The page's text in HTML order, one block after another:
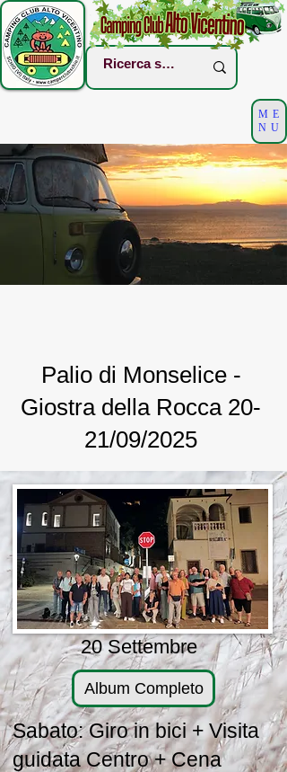
ME
NU
Palio di Monselice -
Giostra della Rocca 20-
21/09/2025
20 Settembre
Album Completo
Sabato: Giro in bici + Visita
guidata Centro + Cena